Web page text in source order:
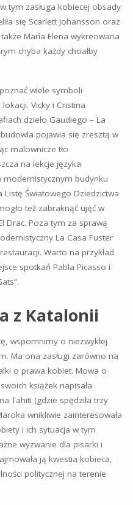
tym zasługa kobiecej obsady
się Scarlett Johansson oraz
María Elena wykreowana
chyba każdy chciałby
wiele symboli
Vicky i Cristina
dzieło Gaudiego – La
pojawia się zresztą w
malownicze tło
na lekcje języka
modernistycznym budynku
Światowego Dziedzictwa
też zabraknąć ujęć w
Drac. Poza tym za sprawą
La Casa Fuster
Warto na przykład
spotkań Pabla Picasso i
z Katalonii
wspomnimy o niezwykłej
Ma ona zasługi zarówno na
o prawa kobiet. Mowa o
książek napisała
Tahiti (gdzie spędziła trzy
wnikliwie zainteresowała
i ich sytuacja w tym
wyzwanie dla pisarki i
ją kwestia kobieca,
politycznej na terenie